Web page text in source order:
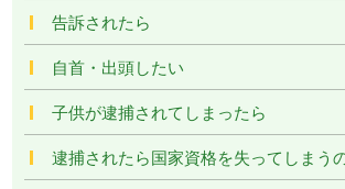
告訴されたら
自首・出頭したい
子供が逮捕されてしまったら
逮捕されたら国家資格を失ってしまう